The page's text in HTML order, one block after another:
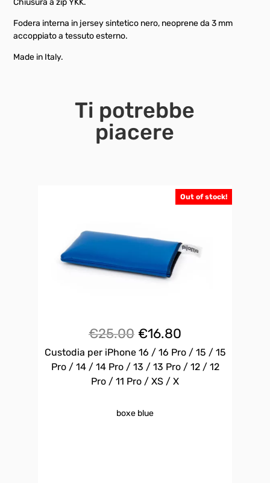
Chiusura a zip YKK.
Fodera interna in jersey sintetico nero, neoprene da 3 mm
accoppiato a tessuto esterno.
Made in Italy.
Ti potrebbe
piacere
Out of stock!
€25.00 Il
prezzo
originale
€16.80
prezzo
Custodia per iPhone 16 / 16 Pro / 15 / 15
Pro / 14 / 14 Pro / 13 / 13 Pro / 12 / 12
Pro / 11 Pro / XS / X
boxe blue